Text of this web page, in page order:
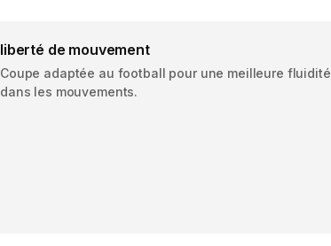
liberté de mouvement
Coupe adaptée au football pour une meilleure fluidité
dans les mouvements.